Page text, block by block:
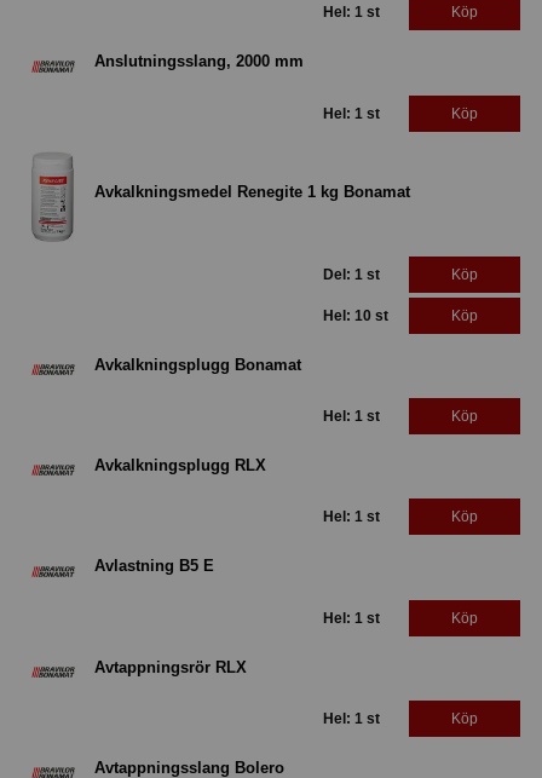
Hel: 1 st Köp
Anslutningsslang, 2000 mm
Hel: 1 st Köp
Avkalkningsmedel Renegite 1 kg Bonamat
Del: 1 st Köp
Hel: 10 st Köp
Avkalkningsplugg Bonamat
Hel: 1 st Köp
Avkalkningsplugg RLX
Hel: 1 st Köp
Avlastning B5 E
Hel: 1 st Köp
Avtappningsrör RLX
Hel: 1 st Köp
Avtappningsslang Bolero